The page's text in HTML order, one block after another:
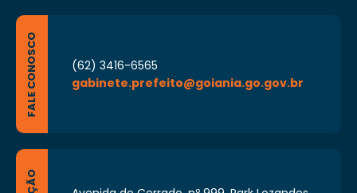
FALE CONOSCO
(62) 3416-6565
gabinete.prefeito@goiania.go.gov.br